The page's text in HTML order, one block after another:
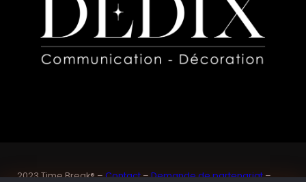
2023 Time Break® –Contact–Demande de partenariat–